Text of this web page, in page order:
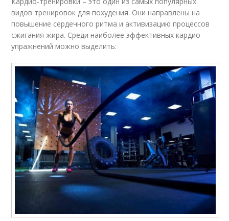
видов тренировок для похудения. Они направлены на
повышение сердечного ритма и активизацию процессов
сжигания жира. Среди наиболее эффективных кардио-
упражнений можно выделить: